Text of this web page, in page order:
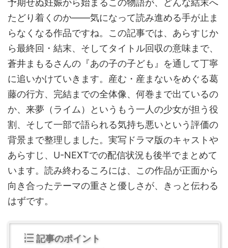
予期せぬ妊娠から始まるこの物語が、どんな結末へ
たどり着くのか——気になって読み進める手が止ま
らなくなる作品ですね。この記事では、あらすじか
ら最終回・結末、そしてタイトル回収の意味まで、
蒼井まもるさんの『あの子の子ども』を通して丁寧
に追いかけていきます。産む・産まないをめぐる葛
藤の行方、完結までの全体像、何巻まで出ているの
か、来夢（ライム）というもう一人の少女が担う役
割、そして一部で語られる気持ち悪いという評価の
背景まで整理しました。実写ドラマ版のキャストや
あらすじ、U-NEXTでの配信状況も後半でまとめて
います。読み終わるころには、この作品が正面から
向き合ったテーマの重さと優しさが、きっと伝わる
はずです。
記事のポイント